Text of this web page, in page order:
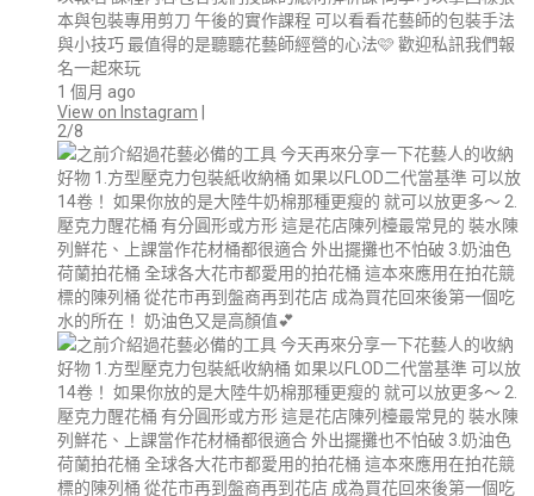
本與包裝專用剪刀 午後的實作課程 可以看看花藝師的包裝手法
與小技巧 最值得的是聽聽花藝師經營的心法🩷 歡迎私訊我們報
名一起來玩
1 個月 ago
View on Instagram
2/8